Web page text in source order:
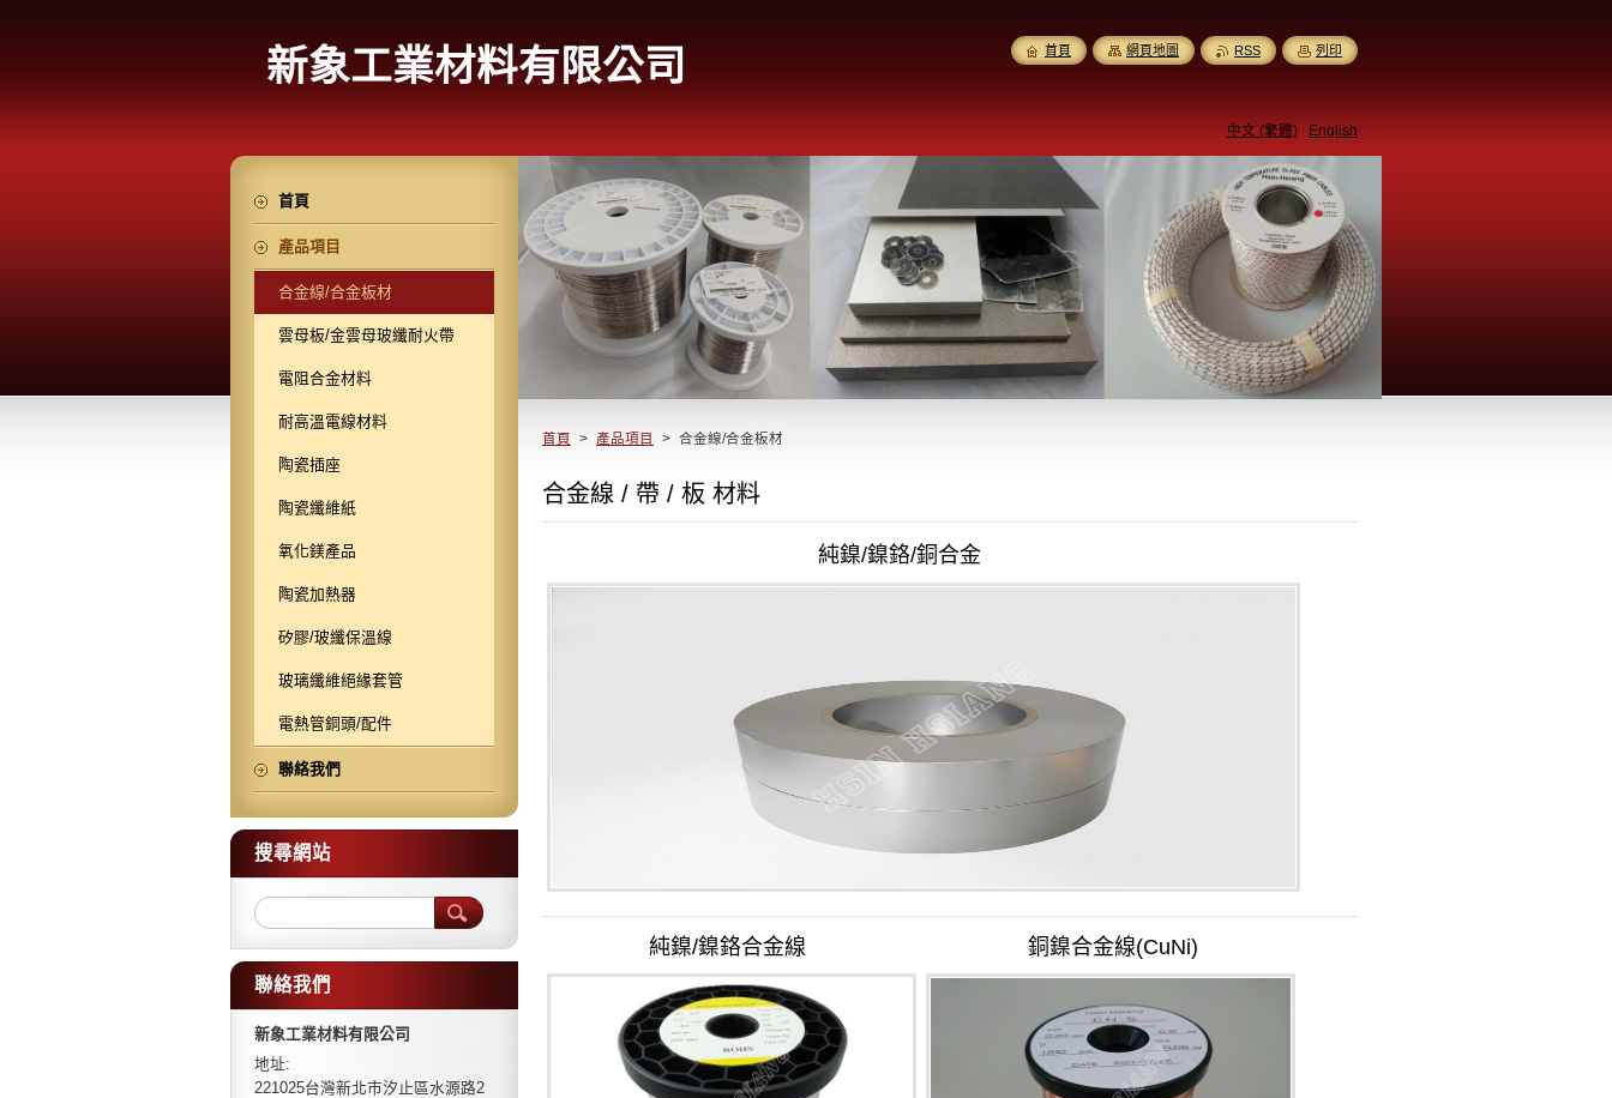
新象工業材料有限公司
首頁 > 產品項目 > 合金線/合金板材
合金線 / 帶 / 板 材料
純鎳/鎳鉻/銅合金
純鎳/鎳鉻合金線 銅鎳合金線(CuNi)
首頁
產品項目
合金線/合金板材
雲母板/金雲母玻纖耐火帶
電阻合金材料
耐高溫電線材料
陶瓷插座
陶瓷纖維紙
氧化鎂產品
陶瓷加熱器
矽膠/玻纖保溫線
玻璃纖維絕緣套管
電熱管銅頭/配件
聯絡我們
搜尋網站
聯絡我們
新象工業材料有限公司
地址:
221025台灣新北市汐止區水源路2
中文 (繁體) English
首頁 網頁地圖 RSS 列印